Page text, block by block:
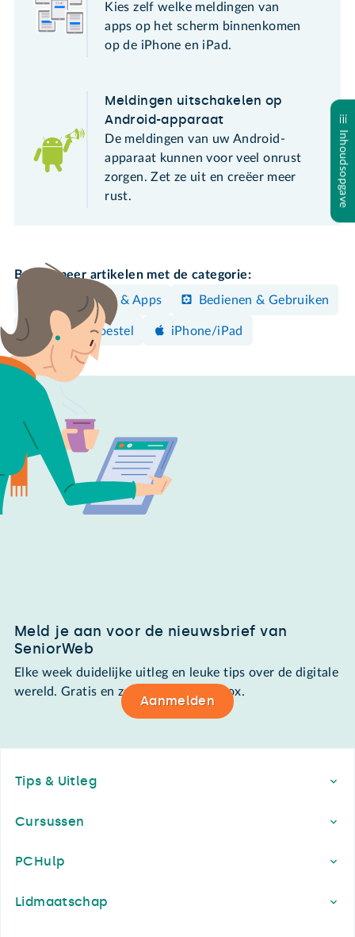
Inhoudsopgave
Kies zelf welke meldingen van
apps op het scherm binnenkomen
op de iPhone en iPad.
Meldingen uitschakelen op
Android-apparaat
De meldingen van uw Android-
apparaat kunnen voor veel onrust
zorgen. Zet ze uit en creëer meer
rust.
Bekijk meer artikelen met de categorie:
Programma's & Apps
Bedienen & Gebruiken
Android-toestel iPhone/iPad
Meld je aan voor de nieuwsbrief van
SeniorWeb
Elke week duidelijke uitleg en leuke tips over de digitale
wereld. Gratis en zomaar in de mailbox.
Aanmelden
Tips & Uitleg
Cursussen
PCHulp
Lidmaatschap